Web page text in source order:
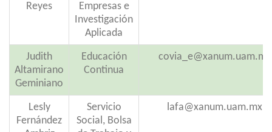
Reyes
Empresas e
Investigación
Aplicada
Judith
Altamirano
Geminiano
Educación
Continua
covia_e@xanum.uam.mx
Lesly
Fernández
Servicio
Social, Bolsa
lafa@xanum.uam.mx